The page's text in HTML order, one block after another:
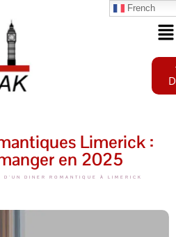
Limerick :
en 2025
DINER ROMANTIQUE À LIMERICK
French